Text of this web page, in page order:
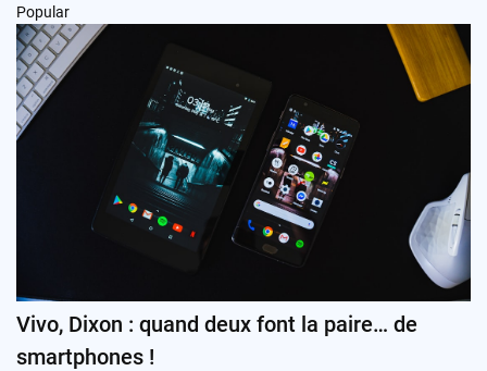
Popular
Vivo, Dixon : quand deux font la paire… de
smartphones !